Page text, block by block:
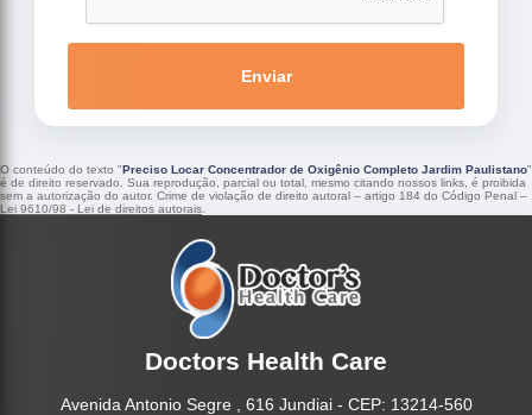
Enviar
O conteúdo do texto "Preciso Locar Concentrador de Oxigênio Completo Jardim Paulistano"
é de direito reservado. Sua reprodução, parcial ou total, mesmo citando nossos links, é proibida
sem a autorização do autor. Crime de violação de direito autoral – artigo 184 do Código Penal –
Lei 9610/98 - Lei de direitos autorais
Doctors Health Care
Avenida Antonio Segre , 616 Jundiai - CEP: 13214-560